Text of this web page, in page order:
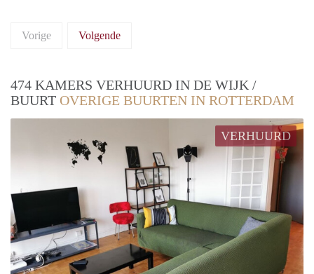
Vorige Volgende
474 KAMERS VERHUURD IN DE WIJK /
BUURT OVERIGE BUURTEN IN ROTTERDAM
VERHUURD